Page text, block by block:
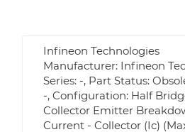
Infineon Technologies
Manufacturer: Infineon
Series: -, Part Status:
-, Configuration: Half
Collector Emitter
Current - Collector (Ic)